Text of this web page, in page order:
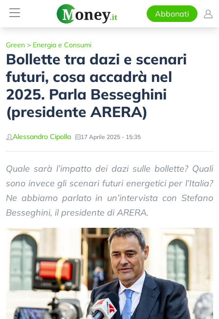
Abbonati
Green > Energia e Consumi
Bollette tra dazi e scenari
futuri, cosa accadrà nel
2025. Parla Besseghini
(presidente ARERA)
Alessandro Cipolla 17 Aprile 2025 - 15:35
Quale sarà l’impatto dei dazi sulle bollette? Quali
sono invece gli scenari futuri energetici per l’Italia?
Ne abbiamo parlato in un’intervista con Stefano
Besseghini, il presidente di ARERA.